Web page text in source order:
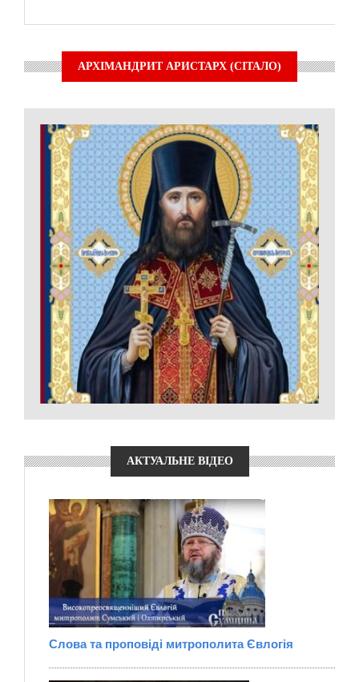
АРХІМАНДРИТ АРИСТАРХ (СІТАЛО)
АКТУАЛЬНЕ ВІДЕО
Слова та проповіді митрополита Євлогія